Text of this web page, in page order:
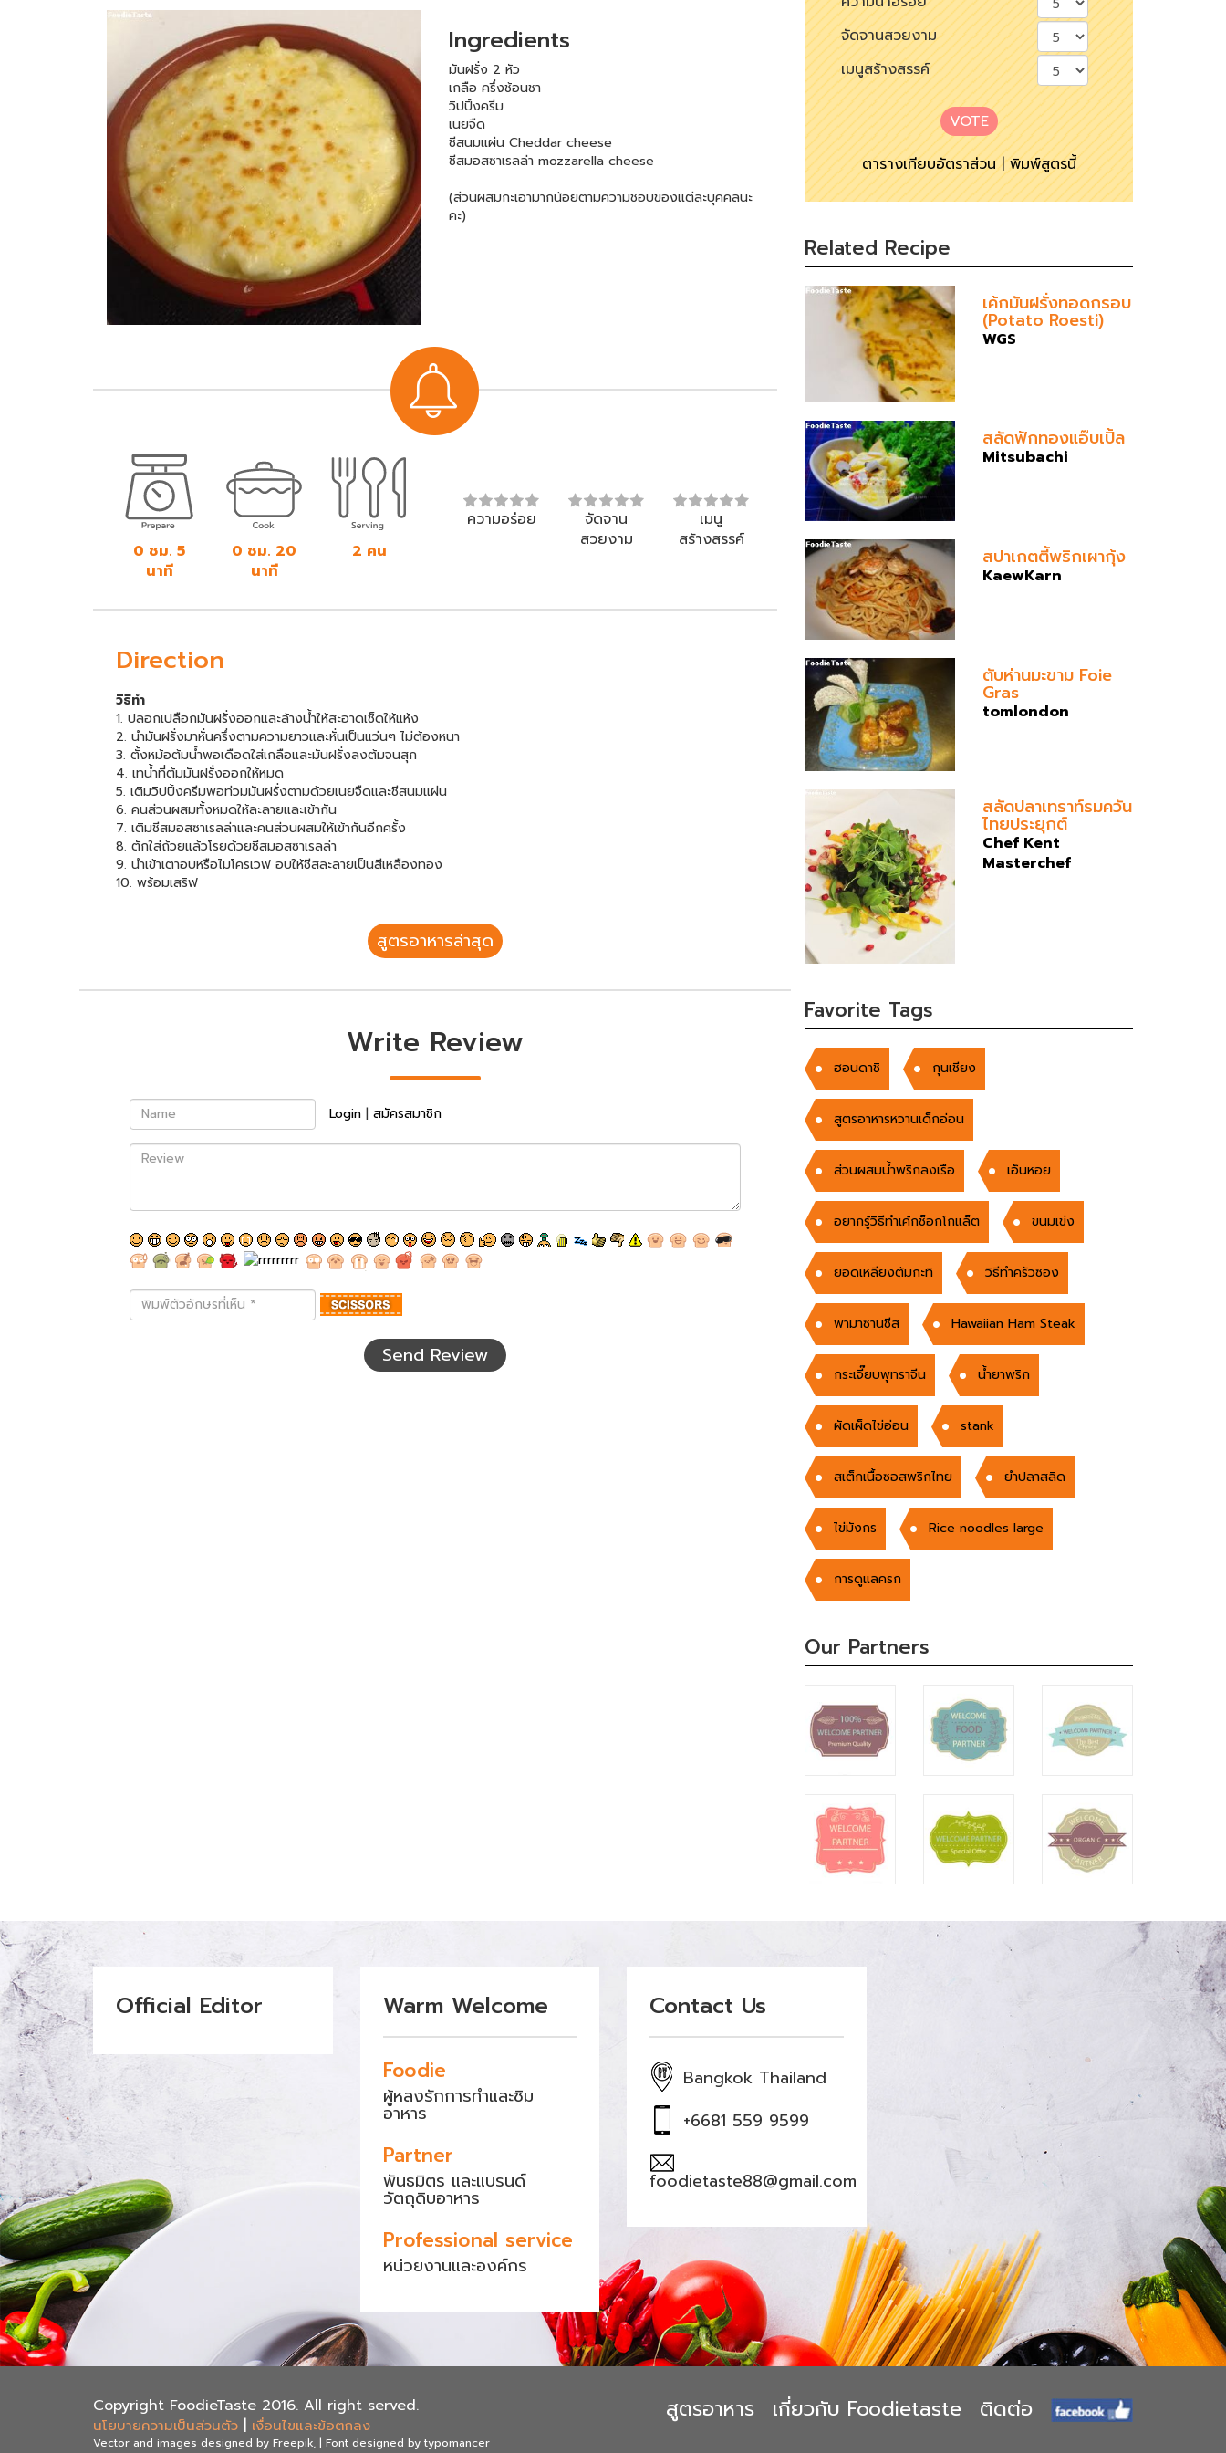
Ingredients
มันฝรั่ง 2 หัว
เกลือ ครึ่งช้อนชา
วิปปิ้งครีม
เนยจืด
ชีสนมแผ่น Cheddar cheese
ชีสมอสซาเรลล่า mozzarella cheese
(ส่วนผสมกะเอามากน้อยตามความชอบของแต่ละบุคคลนะ
คะ)
0 ชม. 5
นาที
0 ชม. 20
นาที
2 คน
ความอร่อย
จัดจาน
สวยงาม
เมนู
สร้างสรรค์
Direction
วิธีทำ
1. ปลอกเปลือกมันฝรั่งออกและล้างน้ำให้สะอาดเช็ดให้แห้ง
2. นำมันฝรั่งมาหั่นครึ่งตามความยาวและหั่นเป็นแว่นๆ ไม่ต้องหนา
3. ตั้งหม้อต้มน้ำพอเดือดใส่เกลือและมันฝรั่งลงต้มจนสุก
4. เทน้ำที่ต้มมันฝรั่งออกให้หมด
5. เติมวิปปิ้งครีมพอท่วมมันฝรั่งตามด้วยเนยจืดและชีสนมแผ่น
6. คนส่วนผสมทั้งหมดให้ละลายและเข้ากัน
7. เติมชีสมอสซาเรลล่าและคนส่วนผสมให้เข้ากันอีกครั้ง
8. ตักใส่ถ้วยแล้วโรยด้วยชีสมอสซาเรลล่า
9. นำเข้าเตาอบหรือไมโครเวฟ อบให้ชีสละลายเป็นสีเหลืองทอง
10. พร้อมเสริฟ
สูตรอาหารล่าสุด
Write Review
Name Login | สมัครสมาชิก
Review
พิมพ์
ตัว
Send Review
จัดจานสวยงาม
เมนูสร้างสรรค์
VOTE
ตารางเทียบอัตราส่วน|พิมพ์สูตรนี้
Related Recipe
เค้กมันฝรั่งทอดกรอบ
(Potato Roesti)
WGS
สลัดฟักทองแอ๊บเปิ้ล
Mitsubachi
สปาเกตตี้พริกเผากุ้ง
KaewKarn
ตับห่านมะขาม Foie
Gras
tomlondon
สลัดปลาเทราท์รมควัน
ไทยประยุกต์
Chef Kent
Masterchef
Favorite Tags
ฮอนดาชิ กุนเชียง
สูตรอาหารหวานเด็กอ่อน
ส่วนผสมน้ำพริกลงเรือ เอ็นหอย
อยากรู้วิธีทำเค้กช็อกโกแล็ต ขนมเข่ง
ยอดเหลียงต้มกะทิ วิธีทำครัวซอง
พามาซานชีส Hawaiian Ham Steak
กระเจี๊ยบพุทราจีน น้ำยาพริก
ผัดเผ็ดไข่อ่อน stank
สเต็กเนื้อซอสพริกไทย ยำปลาสลิด
ไข่มังกร Rice noodles large
การดูแลครก
Our Partners
Official Editor Warm Welcome
Foodie
ผู้หลงรักการทำและชิม
อาหาร
Partner
พันธมิตร และแบรนด์
วัตถุดิบอาหาร
Professional service
หน่วยงานและองค์กร
Contact Us
Bangkok Thailand
+6681 559 9599
foodietaste88@gmail.com
Copyright FoodieTaste 2016. All right served.
นโยบายความเป็นส่วนตัว เงื่อนไขและข้อตกลง
Vector and images designed by Freepik, | Font designed by typomancer
สูตรอาหาร เกี่ยวกับ Foodietaste ติดต่อ